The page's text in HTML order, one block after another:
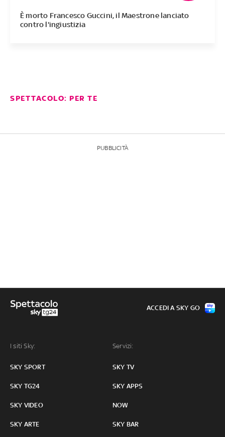
È morto Francesco Guccini, il Maestrone lanciato
contro l'ingiustizia
SPETTACOLO: PER TE
PUBBLICITÀ
I siti Sky:
SKY SPORT
SKY TG24
SKY VIDEO
SKY ARTE
Servizi:
SKY TV
SKY APPS
NOW
SKY BAR
ACCEDI A SKY GO